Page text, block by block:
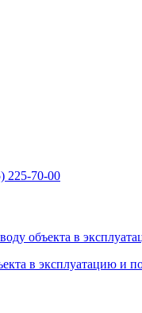
225-70-00
в эксплуатацию и